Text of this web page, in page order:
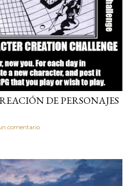
DE PERSONAJES
comentario